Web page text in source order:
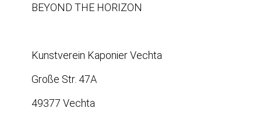
BEYOND THE HORIZON
Kunstverein Kaponier Vechta
Große Str. 47A
49377 Vechta